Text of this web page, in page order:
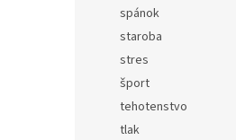
spánok
staroba
stres
šport
tehotenstvo
tlak